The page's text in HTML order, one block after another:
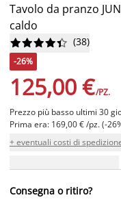
Tavolo da pranzo
caldo





 (38)
-26%
125,00 €/PZ.
Prezzo più basso ultimi 30
Prima era: 169,00 € /pz. (-
+ eventuali costi di
Consegna o ritiro?